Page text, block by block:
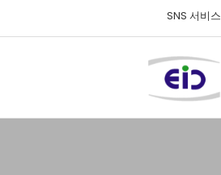
SNS 서비스